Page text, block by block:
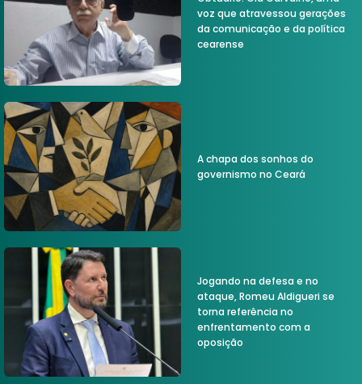
voz que atravessou gerações
da comunicação e da política
cearense
A chapa dos sonhos do
governismo no Ceará
Jogando na defesa e no
ataque, Romeu Aldigueri se
torna referência no
enfrentamento com a
oposição